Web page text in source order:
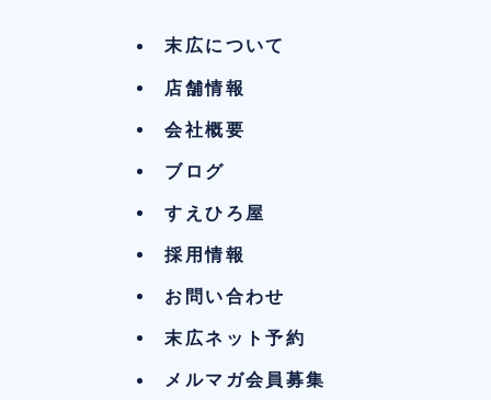
末広について
店舗情報
会社概要
ブログ
すえひろ屋
採用情報
お問い合わせ
末広ネット予約
メルマガ会員募集